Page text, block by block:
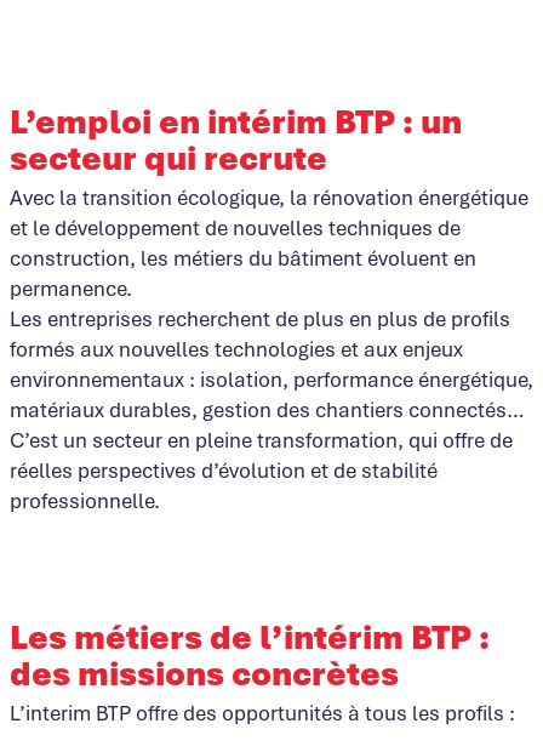
L’emploi en intérim BTP : un
secteur qui recrute
Avec la transition écologique, la rénovation énergétique
et le développement de nouvelles techniques de
construction, les métiers du bâtiment évoluent en
permanence.
Les entreprises recherchent de plus en plus de profils
formés aux nouvelles technologies et aux enjeux
environnementaux : isolation, performance énergétique,
matériaux durables, gestion des chantiers connectés…
C’est un secteur en pleine transformation, qui offre de
réelles perspectives d’évolution et de stabilité
professionnelle.
Les métiers de l’intérim BTP :
des missions concrètes
L’interim BTP offre des opportunités à tous les profils :